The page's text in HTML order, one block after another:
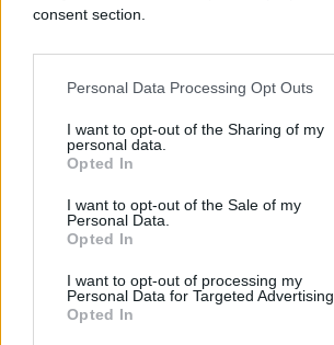
consent section.
Personal Data Processing Opt Outs
I want to opt-out of the Sharing of my
personal data.
Opted In
I want to opt-out of the Sale of my
Personal Data.
Opted In
I want to opt-out of processing my
Personal Data for Targeted Advertising.
Opted In
#automobili